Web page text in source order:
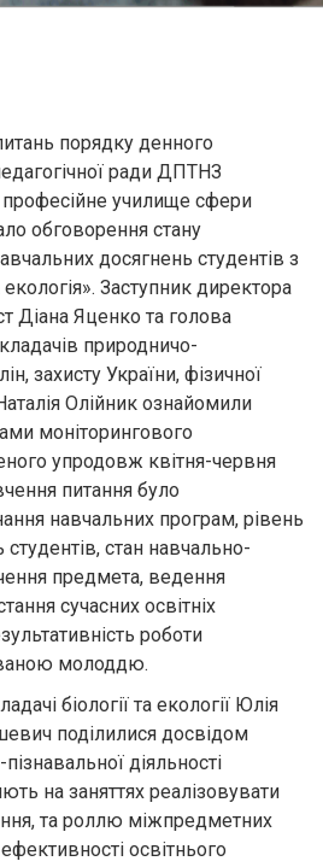
порядку денного
ради ДПТНЗ
училище сфери
обговорення стану
досягнень студентів з
Заступник директора
Діана Яценко та голова
природничо-
захисту України, фізичної
Олійник ознайомили
моніторингового
упродовж квітня-червня
питання було
навчальних програм, рівень
стан навчально-
предмета, ведення
сучасних освітніх
роботи
молоддю.
біології та екології Юлія
поділилися досвідом
діяльності
на заняттях реалізовувати
та роллю міжпредметних
освітнього